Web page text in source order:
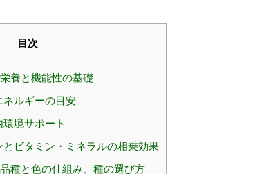
目次
養と機能性の基礎
ネルギーの目安
境サポート
とビタミン・ミネラルの相乗効果
種と色の仕組み、種の選び方